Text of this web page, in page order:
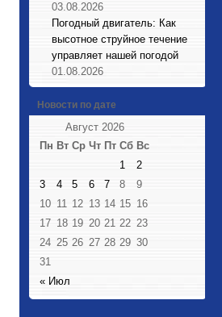
03.08.2026
Погодный двигатель: Как
высотное струйное течение
управляет нашей погодой
01.08.2026
Новости по дате
Август 2026
Пн Вт Ср Чт Пт Сб Вс
« Июл
1
2
3
4 5 6 7 8
9
10 11 12 13 14 15 16
17 18 19 20 21 22 23
24 25 26 27 28 29 30
31